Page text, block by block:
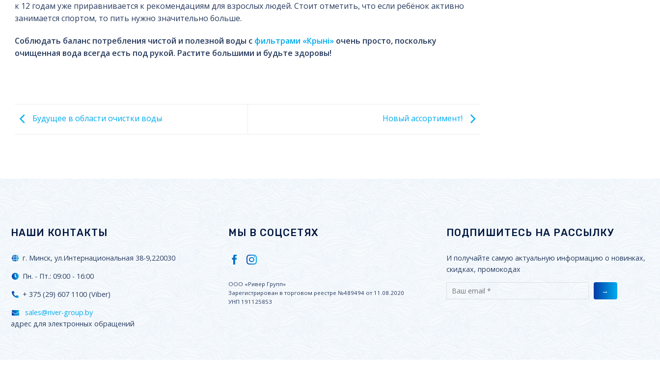
к 12 годам уже приравнивается к рекомендациям для взрослых людей. Стоит отметить, что если ребёнок активно
занимается спортом, то пить нужно значительно больше.
Соблюдать баланс потребления чистой и полезной воды с фильтрами «Крынi» очень просто, поскольку
очищенная вода всегда есть под рукой. Растите большими и будьте здоровы!
Будущее в области очистки воды Новый ассортимент!
НАШИ КОНТАКТЫ
г. Минск, ул.Интернациональная 38-9,220030
Пн. - Пт.: 09:00 - 16:00
+ 375 (29) 607 1100 (Viber)
sales@river-group.by
адрес для электронных обращений
МЫ В СОЦСЕТЯХ
ООО «Ривер Групп»
Зарегистрирован в торговом реестре №489494 от 11.08.2020
УНП 191125853
ПОДПИШИТЕСЬ НА РАССЫЛКУ
И получайте самую актуальную информацию о новинках,
скидках, промокодах